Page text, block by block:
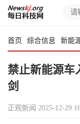
首页 综合信息 新能
禁止新能源车
剑
正观新闻 2025-12-29